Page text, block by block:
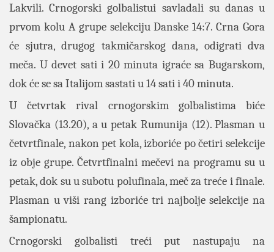
Lakvili. Crnogorski golbalistui savladali su danas u
prvom kolu A grupe selekciju Danske 14:7. Crna Gora
će sjutra, drugog takmičarskog dana, odigrati dva
meča. U devet sati i 20 minuta igraće sa Bugarskom,
dok će se sa Italijom sastati u 14 sati i 40 minuta.
U četvrtak rival crnogorskim golbalistima biće
Slovačka (13.20), a u petak Rumunija (12). Plasman u
četvrtfinale, nakon pet kola, izboriće po četiri selekcije
iz obje grupe. Četvrtfinalni mečevi na programu su u
petak, dok su u subotu polufinala, meč za treće i finale.
Plasman u viši rang izboriće tri najbolje selekcije na
šampionatu.
Crnogorski golbalisti treći put nastupaju na